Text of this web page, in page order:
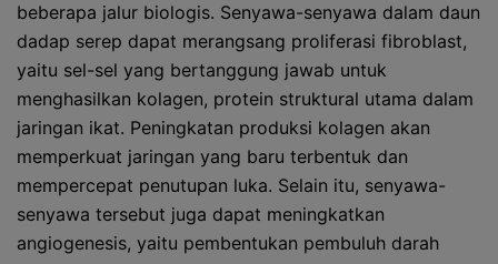
beberapa jalur biologis. Senyawa-senyawa dalam daun
dadap serep dapat merangsang proliferasi fibroblast,
yaitu sel-sel yang bertanggung jawab untuk
menghasilkan kolagen, protein struktural utama dalam
jaringan ikat. Peningkatan produksi kolagen akan
memperkuat jaringan yang baru terbentuk dan
mempercepat penutupan luka. Selain itu, senyawa-
senyawa tersebut juga dapat meningkatkan
angiogenesis, yaitu pembentukan pembuluh darah